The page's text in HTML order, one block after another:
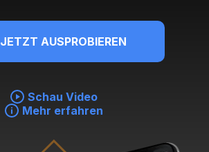
JETZT AUSPROBIEREN
Schau Video
Mehr erfahren